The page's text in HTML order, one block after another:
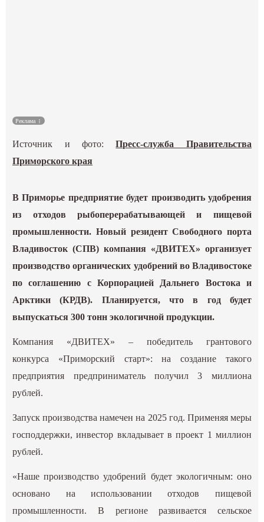
ГИД
Реклама
Источник и фото:Пресс-служба Правительства
Приморского края
В Приморье предприятие будет производить удобрения
из отходов рыбоперерабатывающей и пищевой
промышленности. Новый резидент Свободного порта
Владивосток (СПВ) компания «ДВИТЕХ» организует
производство органических удобрений во Владивостоке
по соглашению с Корпорацией Дальнего Востока и
Арктики (КРДВ). Планируется, что в год будет
выпускаться 300 тонн экологичной продукции.
Компания «ДВИТЕХ» – победитель грантового
конкурса «Приморский старт»: на создание такого
предприятия предприниматель получил 3 миллиона
рублей.
Запуск производства намечен на 2025 год. Применяя меры
господдержки, инвестор вкладывает в проект 1 миллион
рублей.
«Наше производство удобрений будет экологичным: оно
основано на использовании отходов пищевой
промышленности. В регионе развивается сельское